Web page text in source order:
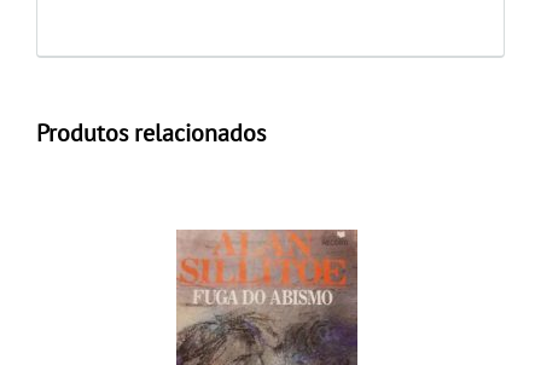
Produtos relacionados